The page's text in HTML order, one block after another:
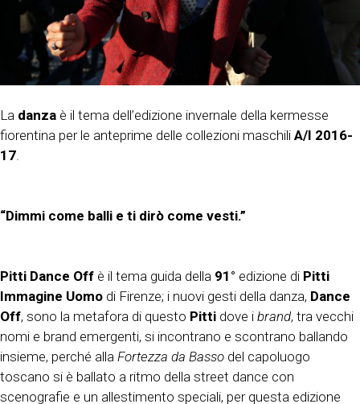
La danza è il tema dell’edizione invernale della kermesse
fiorentina per le anteprime delle collezioni maschili A/I 2016-
17.
“Dimmi come balli e ti dirò come vesti.”
Pitti Dance Off è il tema guida della 91° edizione di Pitti
Immagine Uomo di Firenze; i nuovi gesti della danza, Dance
Off, sono la metafora di questo Pitti dove i brand, tra vecchi
nomi e brand emergenti, si incontrano e scontrano ballando
insieme, perché alla Fortezza da Basso del capoluogo
toscano si è ballato a ritmo della street dance con
scenografie e un allestimento speciali, per questa edizione